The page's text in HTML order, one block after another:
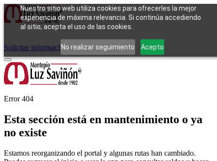
Nuestro sitio web utiliza cookies para ofrecerles la mejor
experiencia de máxima relevancia. Si continúa accediendo
al sitio, acepta el uso de las cookies.
No realizar seguimiento Acepto
Cómo funcionaTipos de empeñoCompraContacto
Solicitar información Iniciar sesión
Error 404
Esta sección está en mantenimiento o ya
no existe
Estamos reorganizando el portal y algunas rutas han cambiado.